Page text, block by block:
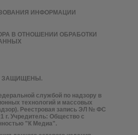
ЗАЩИЩЕНЫ.
службой по надзору в
технологий и массовых
Реестровая запись ЭЛ № ФС
г. Учредитель: Общество с
"К Медиа".
ИНФОРМАЦИИ
В ОТНОШЕНИИ ОБРАБОТКИ